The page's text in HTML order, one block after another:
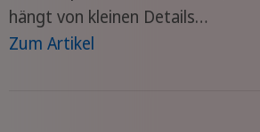
hängt von kleinen Details…
Zum Artikel